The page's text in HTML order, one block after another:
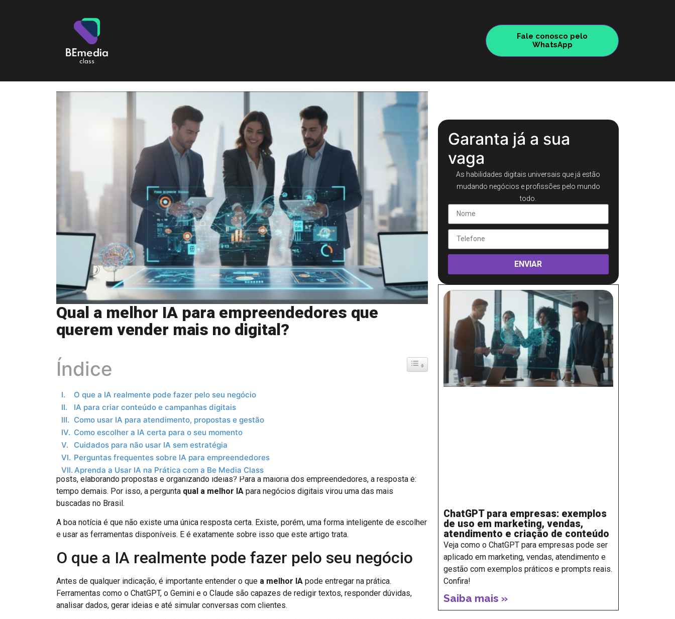
Fale conosco pelo
WhatsApp
Qual a melhor IA para empreendedores que
querem vender mais no digital?
Índice Toggle Table of Content
O que a IA realmente pode fazer pelo seu negócio
IA para criar conteúdo e campanhas digitais
Como usar IA para atendimento, propostas e gestão
Como escolher a IA certa para o seu momento
Cuidados para não usar IA sem estratégia
Perguntas frequentes sobre IA para empreendedores
Aprenda a Usar IA na Prática com a Be Media Class
Você já parou para pensar em quantas horas da sua semana são gastas respondendo mensagens, criando
posts, elaborando propostas e organizando ideias? Para a maioria dos empreendedores, a resposta é:
tempo demais. Por isso, a pergunta qual a melhor IA para negócios digitais virou uma das mais
buscadas no Brasil.
A boa notícia é que não existe uma única resposta certa. Existe, porém, uma forma inteligente de escolher
e usar as ferramentas disponíveis. E é exatamente sobre isso que este artigo trata.
O que a IA realmente pode fazer pelo seu negócio
Antes de qualquer indicação, é importante entender o que a melhor IA pode entregar na prática.
Ferramentas como o ChatGPT, o Gemini e o Claude são capazes de redigir textos, responder dúvidas,
analisar dados, gerar ideias e até simular conversas com clientes.
Garanta já a sua
vaga
As habilidades digitais universais que já estão
mudando negócios e profissões pelo mundo
todo.
ENVIAR
ChatGPT para empresas: exemplos
de uso em marketing, vendas,
atendimento e criação de conteúdo
Veja como o ChatGPT para empresas pode ser
aplicado em marketing, vendas, atendimento e
gestão com exemplos práticos e prompts reais.
Confira!
Saiba mais »